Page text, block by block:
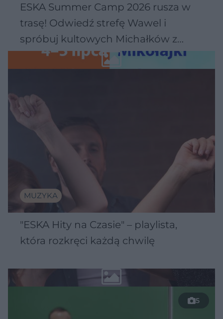
ESKA Summer Camp 2026 rusza w
trasę! Odwiedź strefę Wawel i
spróbuj kultowych Michałków z
Wawelu
MUZYKA
"ESKA Hity na Czasie" – playlista,
która rozkręci każdą chwilę
5